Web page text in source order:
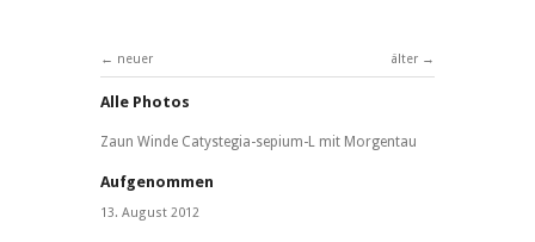
älter
neuer
Alle Photos
Zaun Winde Catystegia-sepium-L mit Morgentau
Aufgenommen
13. August 2012